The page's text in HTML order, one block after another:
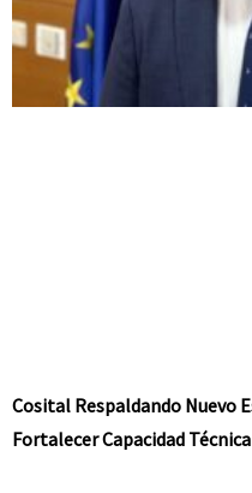
Cosital Respaldando Nuevo
Fortalecer Capacidad